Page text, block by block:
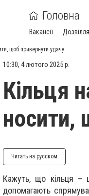
Головна
Вакансії Дозвілля
щоб привернути удачу
10:30, 4 лютого 2025 р.
Кільця
носити,
Читать на русском
Кажуть, що кільця –
допомагають